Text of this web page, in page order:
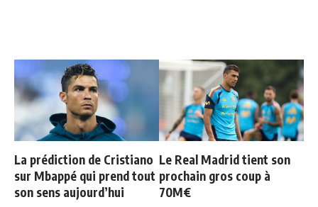
La prédiction de Cristiano
sur Mbappé qui prend tout
son sens aujourd’hui
Le Real Madrid tient son
prochain gros coup à
70M€